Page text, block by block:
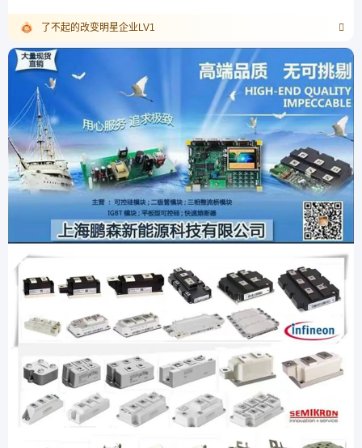
了不起的改变明星企业LV1